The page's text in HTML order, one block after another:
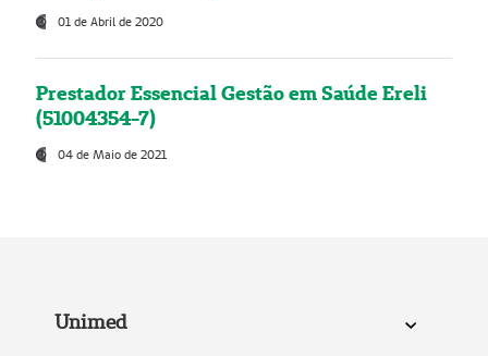
01 de Abril de 2020
Prestador Essencial Gestão em Saúde Ereli
(51004354-7)
04 de Maio de 2021
Unimed